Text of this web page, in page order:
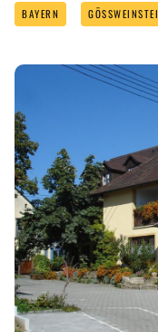
BAYERN GÖSSWEINSTEIN